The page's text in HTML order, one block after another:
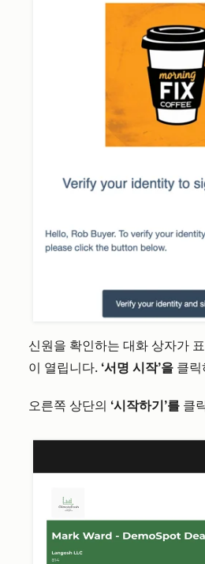
신원을 확인하는 대화 상자가
이 열립니다. ‘서명 시작’을 클
오른쪽 상단의 ‘시작하기’를 클